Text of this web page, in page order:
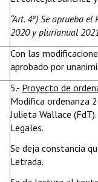
“Art. 4º) Se aprueba
2020 y plurianual
Con las
aprobado por
5.- Proyecto de
Modifica ordenanza
Julieta Wallace
Legales.
Se deja constancia
Letrada.